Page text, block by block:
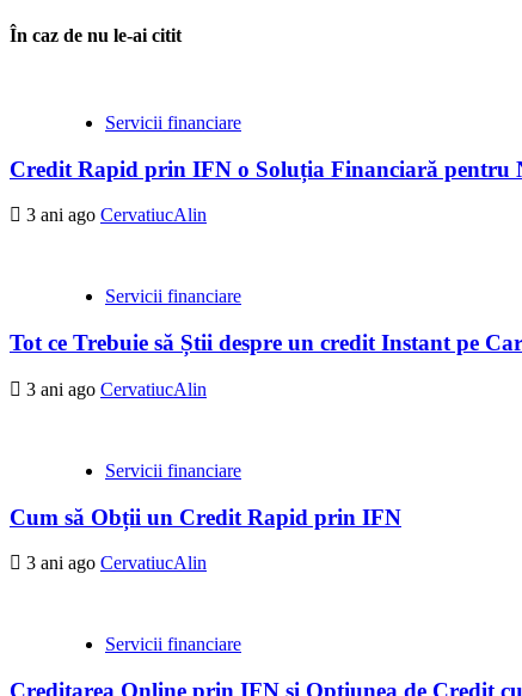
În caz de nu le-ai citit
Servicii financiare
Credit Rapid prin IFN o Soluția Financiară pentru
3 ani ago CervatiucAlin
Servicii financiare
Tot ce Trebuie să Știi despre un credit Instant pe
3 ani ago CervatiucAlin
Servicii financiare
Cum să Obții un Credit Rapid prin IFN
3 ani ago CervatiucAlin
Servicii financiare
Creditarea Online prin IFN și Opțiunea de Credit